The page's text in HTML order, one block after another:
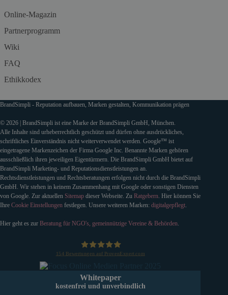
Online-Magazin
Partnerprogramm
Wiki
FAQ
Ethikkodex
BrandSimpli - Reputation aufbauen, Marken gestalten, Kommunikation prägen
© 2026 | BrandSimpli ist eine Marke der BrandSimpli GmbH, München.
Alle Inhalte sind urheberrechtlich geschützt und dürfen ohne ausdrückliches,
schriftliches Einverständnis nicht weiterverwendet werden. Google™ ist
eingetragene Markenzeichen der Firma Google Inc. Benannte Marken gehören
ausschließlich ihren jeweiligen Eigentürmern. Die BrandSimpli GmbH bietet auf
BrandSimpli Marketing- und Reputationsdienstleistungen an.
Rechtsdienstleistungen und Rechtsberatungen erfolgen nicht durch die BrandSimpli
GmbH. Wir stehen in keinem Zusammenhang mit Google oder sonstigen Diensten
von Google. Zur aktuellen Sitemap dieser Webseite. Zu Ratgebern. Hier können Sie
Ihre Cookie Einstellungen festlegen. Unsere weiteren Marken: digitalgepflegt.
Hier geht es zur Beratung für NGO's, gemeinnützige Vereine & Behörden.
154 Bewertungen auf ProvenExpert.com
Whitepaper
kostenfrei und unverbindlich